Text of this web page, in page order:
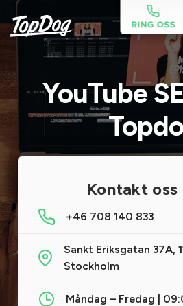
YouTube
Kontakt oss
+46 708 140 833
Sankt Eriksgatan 37A,
Stockholm
Måndag – Fredag |